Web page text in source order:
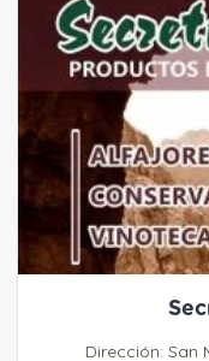
Dirección: San